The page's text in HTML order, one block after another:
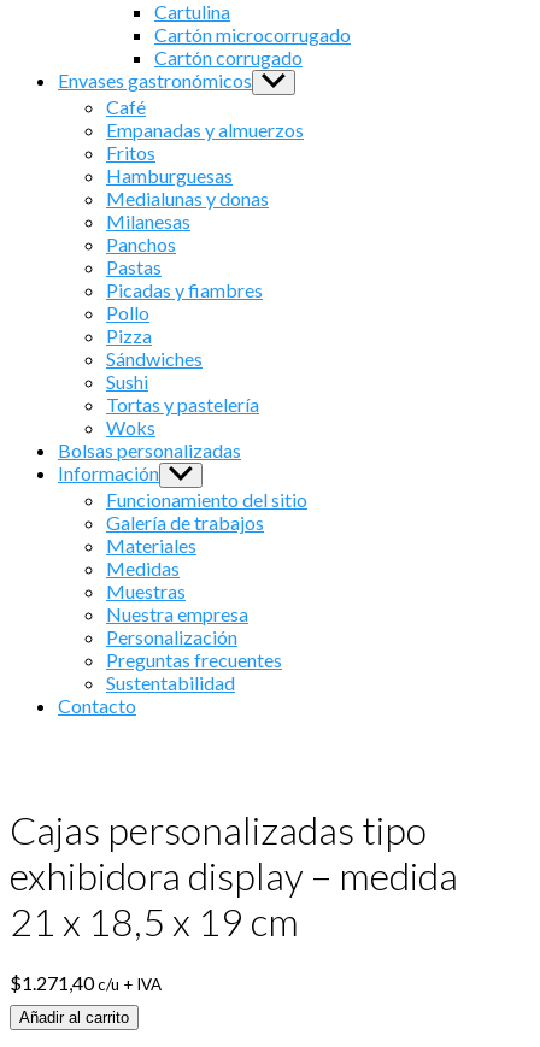
sub
menu
Cartulina
Cartón microcorrugado
Cartón corrugado
Envases gastronómicos Show
sub
Café
Empanadas y almuerzos
Fritos
Hamburguesas
Medialunas y donas
Milanesas
Panchos
Pastas
Picadas y fiambres
Pollo
Pizza
Sándwiches
Sushi
Tortas y pastelería
Woks
Bolsas personalizadas
Información Show
sub
menu
Funcionamiento del sitio
Galería de trabajos
Materiales
Medidas
Muestras
Nuestra empresa
Personalización
Preguntas frecuentes
Sustentabilidad
Contacto
Cajas personalizadas tipo
exhibidora display – medida
21 x 18,5 x 19 cm
$1.271,40c/u + IVA
Añadir al carrito